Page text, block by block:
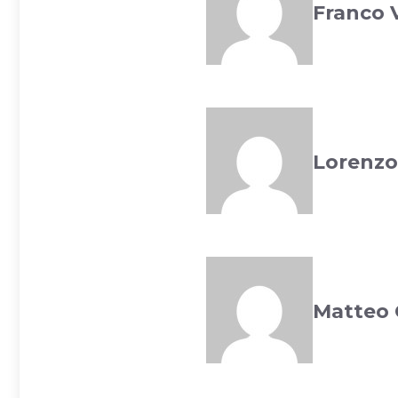
Franco
Matteo